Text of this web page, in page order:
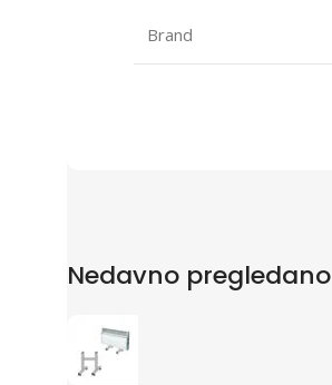
Brand
Nedavno pregledano